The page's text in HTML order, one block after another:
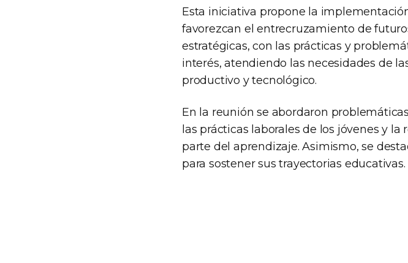
Esta iniciativa propone la
favorezcan el entrecruzamiento de
estratégicas, con las prácticas y
interés, atendiendo las necesidades de
productivo y tecnológico.
En la reunión se abordaron
las prácticas laborales de los jóvenes y
parte del aprendizaje. Asimismo, se
para sostener sus trayectorias educativas.